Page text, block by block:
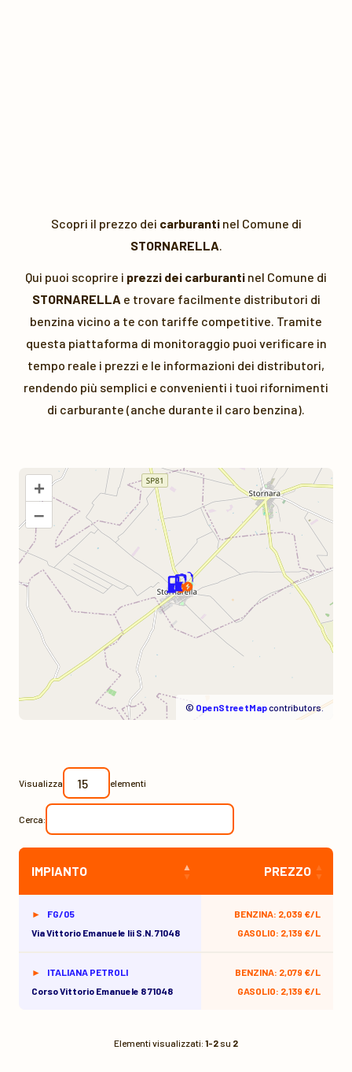
Scopri il prezzo dei carburantinel Comune di
STORNARELLA.
Qui puoi scoprire i prezzi dei carburanti nel Comune di
STORNARELLA e trovare facilmente distributori di
benzina vicino a te con tariffe competitive. Tramite
questa piattaforma di monitoraggio puoi verificare in
tempo reale i prezzi e le informazioni dei distributori,
rendendo più semplici e convenienti i tuoi rifornimenti
di carburante (anche durante il caro benzina).
+
–
© OpenStreetMapcontributors.
Visualizza elementi
Cerca:
IMPIANTO PREZZO
FG/05
Via Vittorio Emanuele Iii S.n. 71048
BENZINA: 2,039 €/L
GASOLIO: 2,139 €/L
ITALIANA PETROLI
Corso Vittorio Emanuele 8 71048
BENZINA: 2,079 €/L
GASOLIO: 2,139 €/L
Elementi visualizzati: 1-2su 2